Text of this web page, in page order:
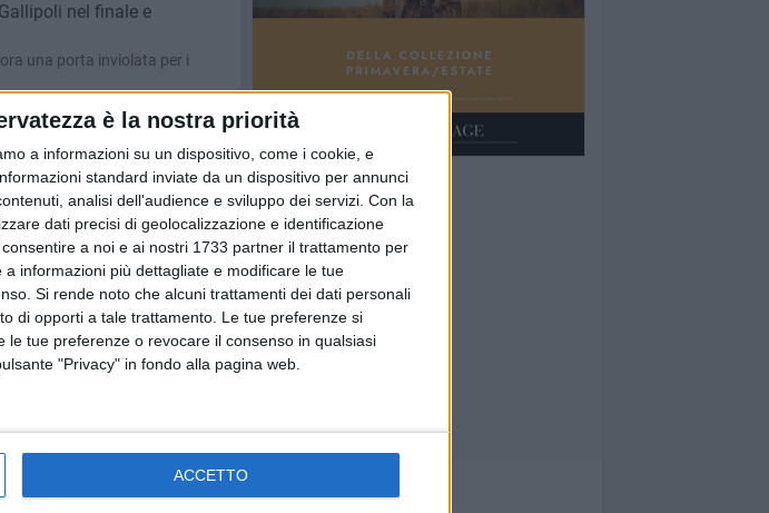
è la nostra priorità
a informazioni su un dispositivo, come i cookie, e
standard inviate da un dispositivo per annunci
analisi dell'audience e sviluppo dei servizi. Con la
dati precisi di geolocalizzazione e identificazione
a noi e ai nostri 1733 partner il trattamento per
informazioni più dettagliate e modificare le tue
Si rende noto che alcuni trattamenti dei dati personali
di opporti a tale trattamento. Le tue preferenze si
tue preferenze o revocare il consenso in qualsiasi
"Privacy" in fondo alla pagina web.
ACCETTO
nel finale e
una porta inviolata per i
Marco in Lamis
anticipa al sabato
turno di campionato
confronto tra
trasferta. Le date
e vola in semifinale